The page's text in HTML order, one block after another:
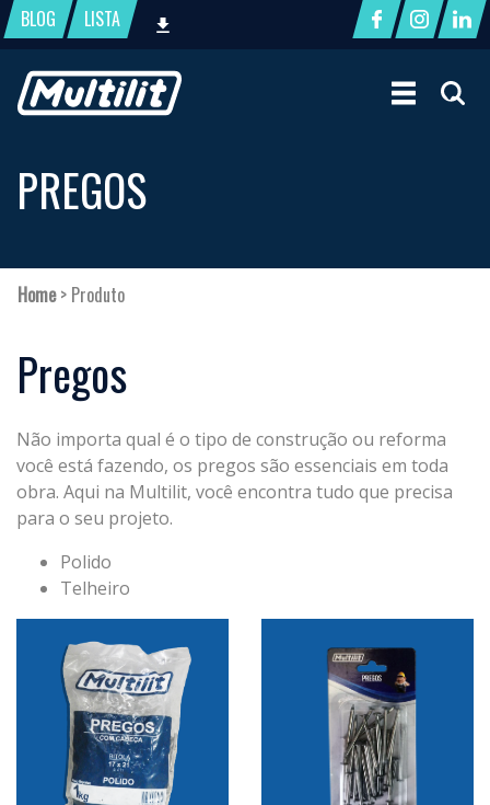
BLOG LISTA
PREGOS
Home> Produto
Pregos
Não importa qual é o tipo de construção ou reforma
você está fazendo, os pregos são essenciais em toda
obra. Aqui na Multilit, você encontra tudo que precisa
para o seu projeto.
Polido
Telheiro